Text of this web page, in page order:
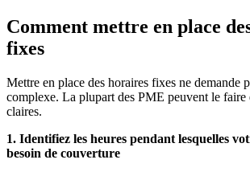
Comment mettre en place
fixes
Mettre en place des horaires fixes ne demande
complexe. La plupart des PME peuvent le faire
claires.
1. Identifiez les heures pendant lesquelles
besoin de couverture